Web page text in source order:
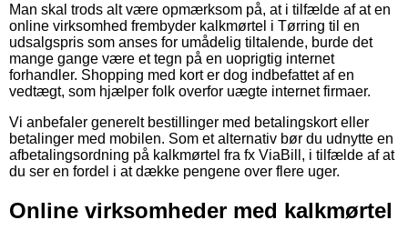
Man skal trods alt være opmærksom på, at i tilfælde af at en
online virksomhed frembyder kalkmørtel i Tørring til en
udsalgspris som anses for umådelig tiltalende, burde det
mange gange være et tegn på en uoprigtig internet
forhandler. Shopping med kort er dog indbefattet af en
vedtægt, som hjælper folk overfor uægte internet firmaer.
Vi anbefaler generelt bestillinger med betalingskort eller
betalinger med mobilen. Som et alternativ bør du udnytte en
afbetalingsordning på kalkmørtel fra fx ViaBill, i tilfælde af at
du ser en fordel i at dække pengene over flere uger.
Online virksomheder med kalkmørtel